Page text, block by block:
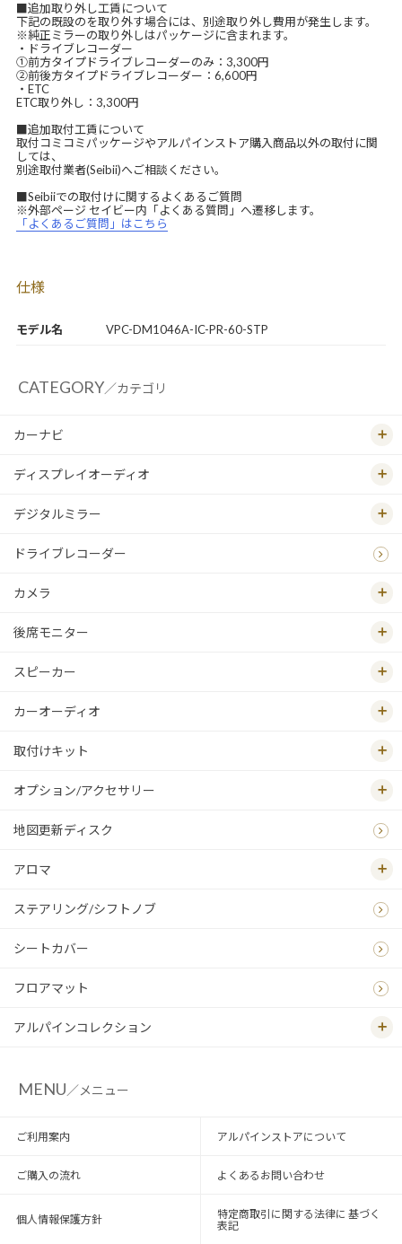
モデル名 VPC-DM1046A-IC-PR-60-STP
■追加取り外し工賃について
下記の既設のを取り外す場合には、別途取り外し費用が発生します。
※純正ミラーの取り外しはパッケージに含まれます。
・ドライブレコーダー
①前方タイプドライブレコーダーのみ：3,300円
②前後方タイプドライブレコーダー：6,600円
・ETC
ETC取り外し：3,300円
■追加取付工賃について
取付コミコミパッケージやアルパインストア購入商品以外の取付に関
しては、
別途取付業者(Seibii)へご相談ください。
■Seibiiでの取付けに関するよくあるご質問
※外部ページ セイビー内「よくある質問」へ遷移します。
「よくあるご質問」はこちら
仕様
CATEGORY／カテゴリ
カーナビ
ディスプレイオーディオ
デジタルミラー
ドライブレコーダー
カメラ
後席モニター
スピーカー
カーオーディオ
取付けキット
オプション/アクセサリー
地図更新ディスク
アロマ
ステアリング/シフトノブ
シートカバー
フロアマット
アルパインコレクション
MENU／メニュー
ご利用案内 アルパインストアについて
ご購入の流れ よくあるお問い合わせ
個人情報保護方針
特定商取引に関する法律に 基づく
表記